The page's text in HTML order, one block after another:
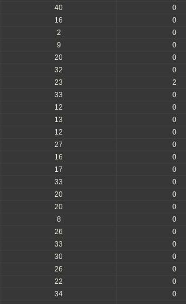
40 0
16 0
2 0
9 0
20 0
32 0
23 2
33 0
12 0
13 0
12 0
27 0
16 0
17 0
33 0
20 0
20 0
8 0
26 0
33 0
30 0
26 0
22 0
34 0